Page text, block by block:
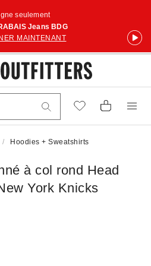
seulement
Jeans BDG
MAINTENANT
Hoodies + Sweatshirts
à col rond Head
York Knicks